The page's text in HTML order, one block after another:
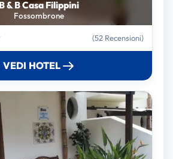
B & B Casa Filippini
Fossombrone
(52 Recensioni)
VEDI HOTEL